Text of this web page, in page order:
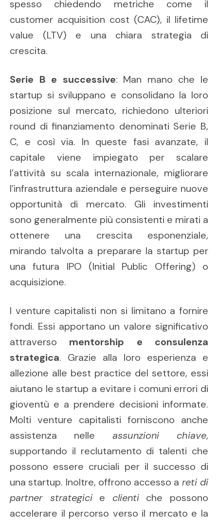
spesso chiedendo metriche come il
customer acquisition cost (CAC), il lifetime
value (LTV) e una chiara strategia di
crescita.
Serie B e successive: Man mano che le
startup si sviluppano e consolidano la loro
posizione sul mercato, richiedono ulteriori
round di finanziamento denominati Serie B,
C, e così via. In queste fasi avanzate, il
capitale viene impiegato per scalare
l’attività su scala internazionale, migliorare
l’infrastruttura aziendale e perseguire nuove
opportunità di mercato. Gli investimenti
sono generalmente più consistenti e mirati a
ottenere una crescita esponenziale,
mirando talvolta a preparare la startup per
una futura IPO (Initial Public Offering) o
acquisizione.
I venture capitalisti non si limitano a fornire
fondi. Essi apportano un valore significativo
attraverso mentorship e consulenza
strategica. Grazie alla loro esperienza e
allezione alle best practice del settore, essi
aiutano le startup a evitare i comuni errori di
gioventù e a prendere decisioni informate.
Molti venture capitalisti forniscono anche
assistenza nelle assunzioni chiave,
supportando il reclutamento di talenti che
possono essere cruciali per il successo di
una startup. Inoltre, offrono accesso a reti di
partner strategicie clientiche possono
accelerare il percorso verso il mercato e la